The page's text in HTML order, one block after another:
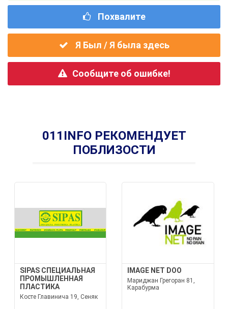
Похвалите
Я Был / Я была здесь
Сообщите об ошибке!
011INFO РЕКОМЕНДУЕТ
ПОБЛИЗОСТИ
SIPAS СПЕЦИАЛЬНАЯ
ПРОМЫШЛЕННАЯ
ПЛАСТИКА
Косте Главинича 19, Сеняк
IMAGE NET DOO
Мариджан Грегоран 81,
Карабурма